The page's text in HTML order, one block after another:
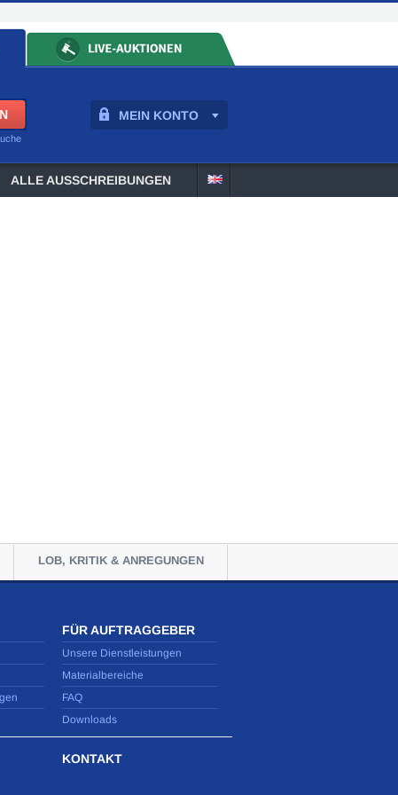
MEIN KONTO
ALLE AUSSCHREIBUNGEN
LOB, KRITIK & ANREGUNGEN
FÜR AUFTRAGGEBER
Unsere Dienstleistungen
Materialbereiche
FAQ
Downloads
KONTAKT